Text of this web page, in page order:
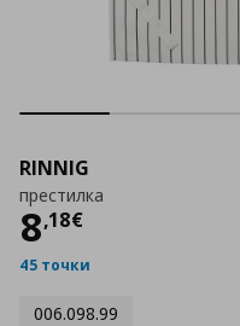
RINNIG
престилка
8,18€
Цена
45 точки
006.098.99